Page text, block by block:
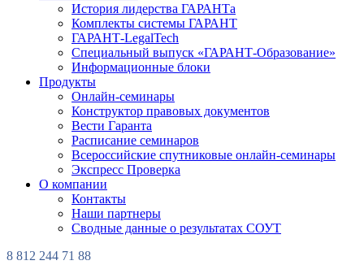
История лидерства ГАРАНТа
Комплекты системы ГАРАНТ
ГАРАНТ-LegalTech
Специальный выпуск «ГАРАНТ-Образование»
Информационные блоки
Продукты
Онлайн-семинары
Конструктор правовых документов
Вести Гаранта
Расписание семинаров
Всероссийские спутниковые онлайн-семинары
Экспресс Проверка
О компании
Контакты
Наши партнеры
Сводные данные о результатах СОУТ
8 812 244 71 88